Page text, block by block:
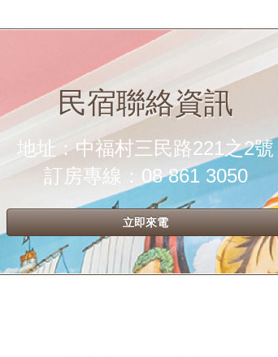
民宿聯絡資訊
地址：中福村三民路221之2號
訂房專線：08 861 3050
立即來電